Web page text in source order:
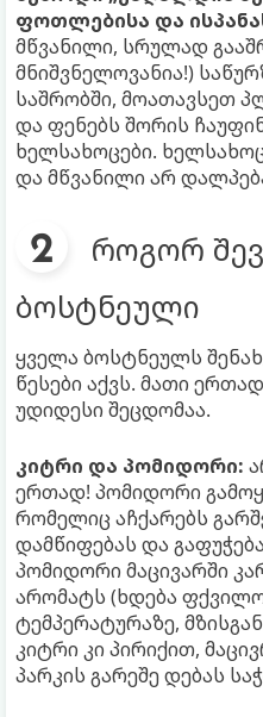
ფოთლებისა და
მწვანილი, სრულად
მნიშვნელოვანია!)
საშრობში, მოათავსეთ
და ფენებს შორის
ხელსახოცები.
და მწვანილი არ
როგორ
ბოსტნეული
ყველა ბოსტნეულს
წესები აქვს. მათი
უდიდესი შეცდომაა.
კიტრი და პომიდორი:
ერთად! პომიდორი
რომელიც აჩქარებს
დამწიფებას და
პომიდორი მაცივარში
არომატს (ხდება
ტემპერატურაზე,
კიტრი კი პირიქით,
პარკის გარეშე დებას